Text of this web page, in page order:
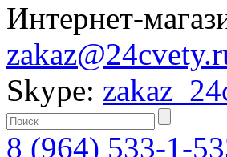
Интернет-
Skype:
8 (964) 533-1-